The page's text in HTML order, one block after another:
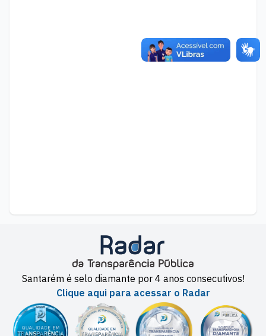
Santarém é selo diamante por 4 anos consecutivos!
Clique aqui para acessar o Radar